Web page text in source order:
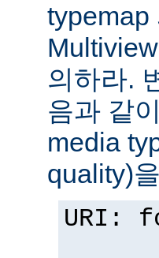
typemap
의하라.
음과 같
media
quality)
URI: